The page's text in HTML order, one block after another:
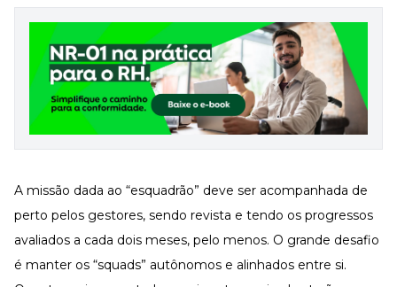
A missão dada ao “esquadrão” deve ser acompanhada de
perto pelos gestores, sendo revista e tendo os progressos
avaliados a cada dois meses, pelo menos. O grande desafio
é manter os “squads” autônomos e alinhados entre si.